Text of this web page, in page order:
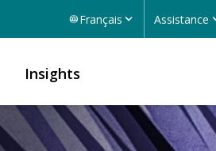
Français Assistance
Insights